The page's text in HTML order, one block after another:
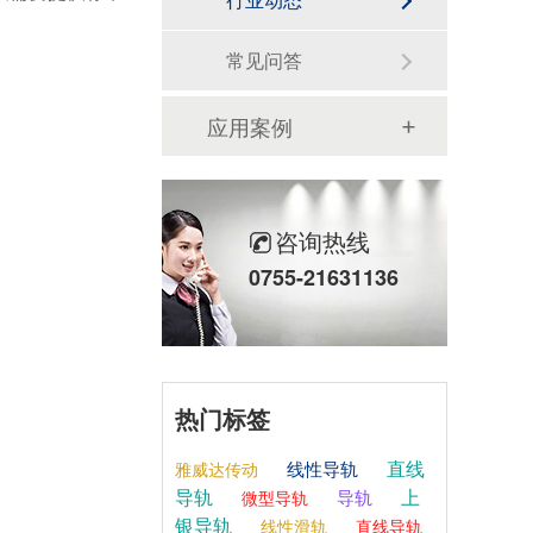
常见问答
应用案例
咨询热线
0755-21631136
热门标签
雅威达传动 线性导轨
直线
导轨
微型导轨 导轨
上
银导轨
线性滑轨 直线导轨